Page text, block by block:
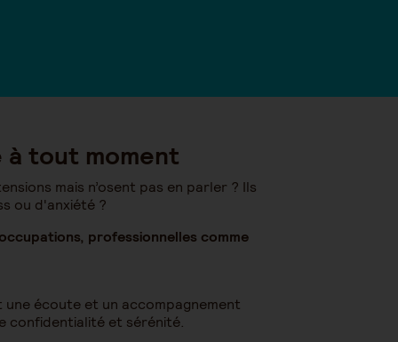
à tout moment
mais n’osent pas en parler ? Ils
ou d'anxiété ?
professionnelles comme
écoute et un accompagnement
confidentialité et sérénité.